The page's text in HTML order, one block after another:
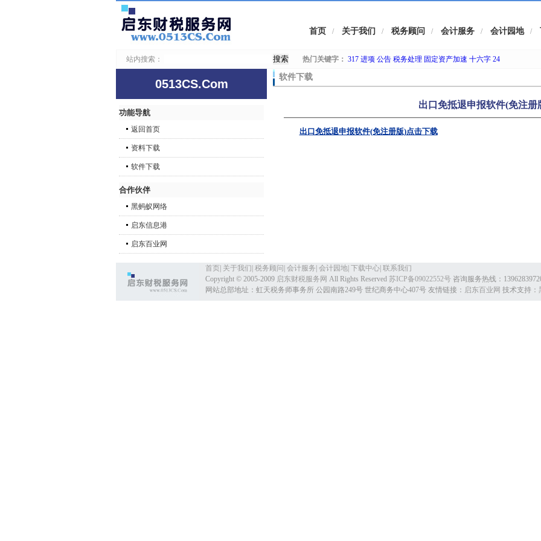
首页 / 关于我们 / 税务顾问 / 会计服务 / 会计园地 /
站内搜索： 热门关键字： 317 进项 公告 税务处理 固定资产加速 十六字 24
0513CS.Com
功能导航
返回首页
资料下载
软件下载
合作伙伴
黑蚂蚁网络
启东信息港
启东百业网
软件下载
出口免抵退申报软件(免注册
出口免抵退申报软件(免注册版)点击下载
首页 关于我们 税务顾问 会计服务 会计园地 下载中心 联系我们
Copyright © 2005-2009 启东财税服务网 All Rights Reserved 苏ICP备09022552号 咨询服务热线：
网站总部地址：虹天税务师事务所 公园南路249号 世纪商务中心407号 友情链接： 启东百业网 技术支持：